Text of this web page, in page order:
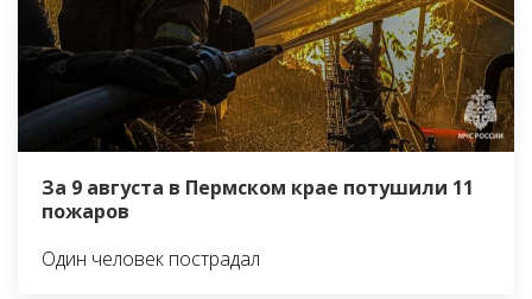
За 9 августа в Пермском крае потушили 11
пожаров
Один человек пострадал